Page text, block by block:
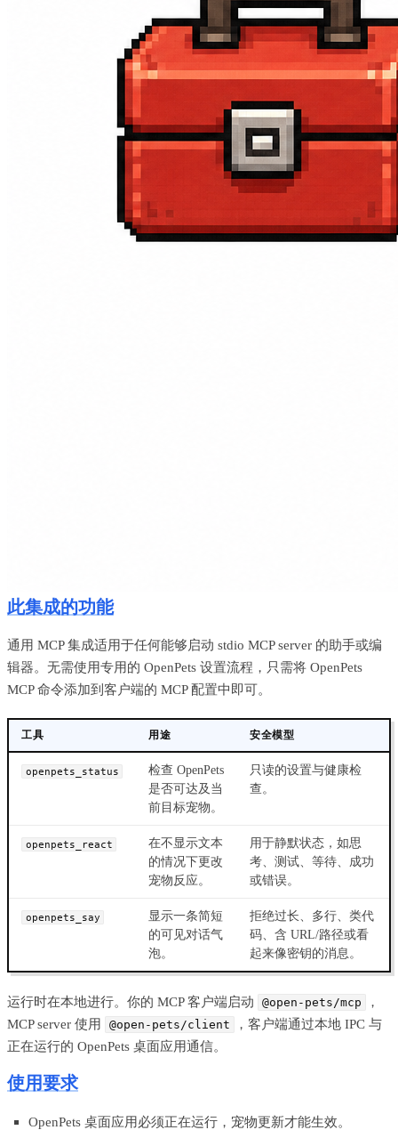
此集成的功能
通用 MCP 集成适用于任何能够启动 stdio MCP server 的助手或编
辑器。无需使用专用的 OpenPets 设置流程，只需将 OpenPets
MCP 命令添加到客户端的 MCP 配置中即可。
工具 用途 安全模型
openpets_status
检查 OpenPets
是否可达及当
前目标宠物。
只读的设置与健康检
查。
openpets_react
在不显示文本
的情况下更改
宠物反应。
用于静默状态，如思
考、测试、等待、成功
或错误。
openpets_say
显示一条简短
的可见对话气
泡。
拒绝过长、多行、类代
码、含 URL/路径或看
起来像密钥的消息。
运行时在本地进行。你的 MCP 客户端启动 @open-pets/mcp
，
MCP server 使用
@open-pets/client
，客户端通过本地 IPC 与
正在运行的 OpenPets 桌面应用通信。
使用要求
OpenPets 桌面应用必须正在运行，宠物更新才能生效。